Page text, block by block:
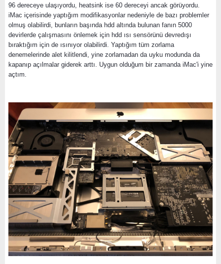
96 dereceye ulaşıyordu, heatsink ise 60 dereceyi ancak görüyordu.
iMac içerisinde yaptığım modifikasyonlar nedeniyle de bazı problemler
olmuş olabilirdi, bunların başında hdd altında bulunan fanın 5000
devirlerde çalışmasını önlemek için hdd ısı sensörünü devredışı
bıraktığım için de ısınıyor olabilirdi. Yaptığım tüm zorlama
denemelerinde alet kilitlendi, yine zorlamadan da uyku modunda da
kapanıp açılmalar giderek arttı. Uygun olduğum bir zamanda iMac'i yine
açtım.